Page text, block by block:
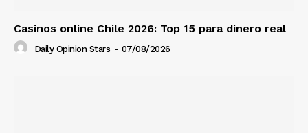
Casinos online Chile 2026: Top 15 para dinero real
Daily Opinion Stars - 07/08/2026